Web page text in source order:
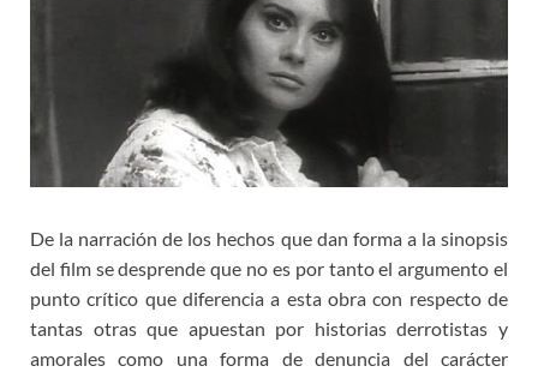
De la narración de los hechos que dan forma a la sinopsis
del film se desprende que no es por tanto el argumento el
punto crítico que diferencia a esta obra con respecto de
tantas otras que apuestan por historias derrotistas y
amorales como una forma de denuncia del carácter